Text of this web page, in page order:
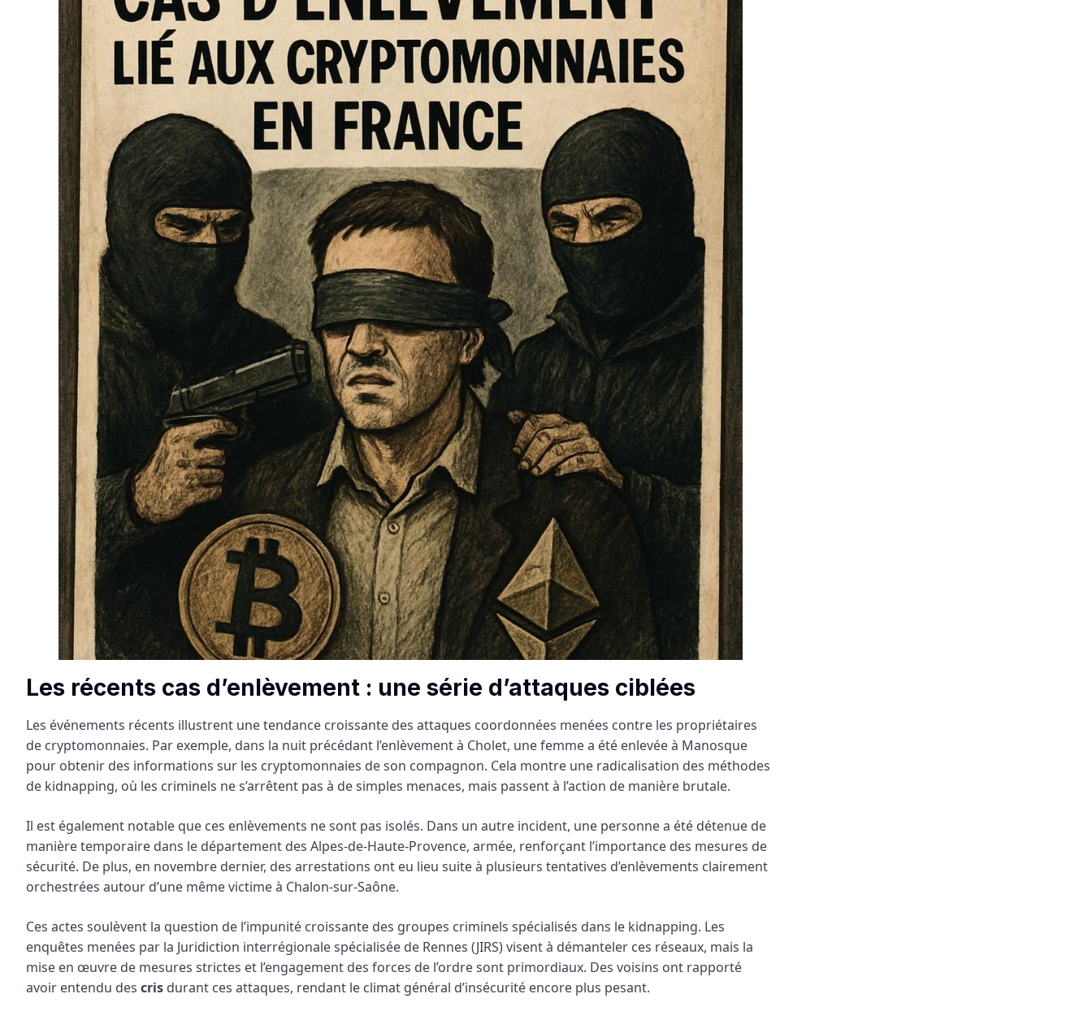
Les récents cas d’enlèvement : une série d’attaques ciblées
Les événements récents illustrent une tendance croissante des attaques coordonnées menées contre les propriétaires
de cryptomonnaies. Par exemple, dans la nuit précédant l’enlèvement à Cholet, une femme a été enlevée à Manosque
pour obtenir des informations sur les cryptomonnaies de son compagnon. Cela montre une radicalisation des méthodes
de kidnapping, où les criminels ne s’arrêtent pas à de simples menaces, mais passent à l’action de manière brutale.
Il est également notable que ces enlèvements ne sont pas isolés. Dans un autre incident, une personne a été détenue de
manière temporaire dans le département des Alpes-de-Haute-Provence, armée, renforçant l’importance des mesures de
sécurité. De plus, en novembre dernier, des arrestations ont eu lieu suite à plusieurs tentatives d’enlèvements clairement
orchestrées autour d’une même victime à Chalon-sur-Saône.
Ces actes soulèvent la question de l’impunité croissante des groupes criminels spécialisés dans le kidnapping. Les
enquêtes menées par la Juridiction interrégionale spécialisée de Rennes (JIRS) visent à démanteler ces réseaux, mais la
mise en œuvre de mesures strictes et l’engagement des forces de l’ordre sont primordiaux. Des voisins ont rapporté
avoir entendu des cris durant ces attaques, rendant le climat général d’insécurité encore plus pesant.